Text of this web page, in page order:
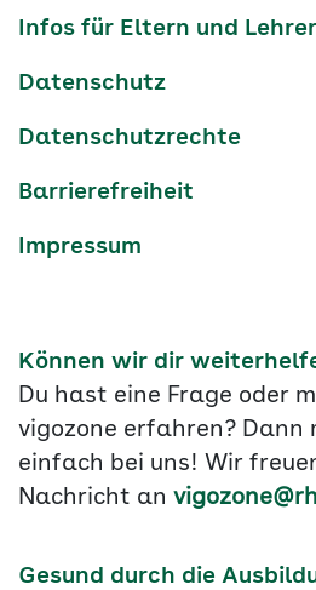
Infos für Eltern und Lehrer
Datenschutz
Datenschutzrechte
Barrierefreiheit
Impressum
Können wir dir
Du hast eine Frage oder
vigozone erfahren? Dann
einfach bei uns! Wir
Nachricht an
Gesund durch die